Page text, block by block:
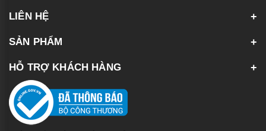
LIÊN HỆ
SẢN PHẨM
HỖ TRỢ KHÁCH HÀNG